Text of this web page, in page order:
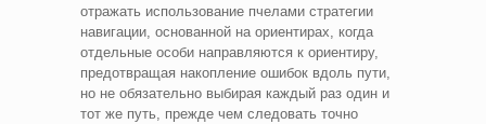
отражать использование пчелами стратегии
навигации, основанной на ориентирах, когда
отдельные особи направляются к ориентиру,
предотвращая накопление ошибок вдоль пути,
но не обязательно выбирая каждый раз один и
тот же путь, прежде чем следовать точно